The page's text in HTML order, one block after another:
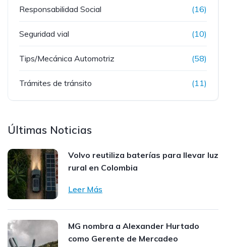
Responsabilidad Social (16)
Seguridad vial (10)
Tips/Mecánica Automotriz (58)
Trámites de tránsito (11)
Últimas Noticias
Volvo reutiliza baterías para llevar luz
rural en Colombia
Leer Más
MG nombra a Alexander Hurtado
como Gerente de Mercadeo